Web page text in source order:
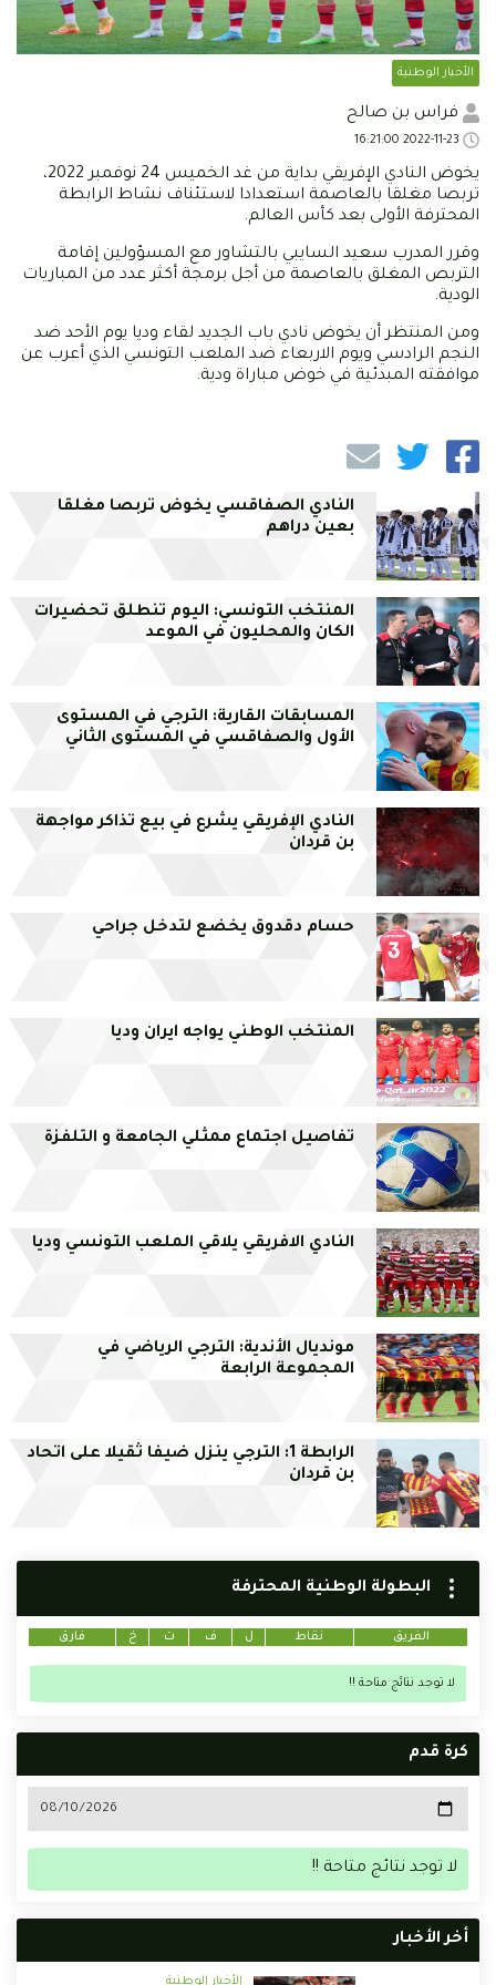
الأخبار الوطنية
فراس بن صالح
يخوض النادي الإفريقي بداية من غد الخميس 24 نوفمبر 2022،
تربصا مغلقا بالعاصمة استعدادا لاستئناف نشاط الرابطة
المحترفة الأولى بعد كأس العالم.
وقرر المدرب سعيد السايبي بالتشاور مع المسؤولين إقامة
التربص المغلق بالعاصمة من أجل برمجة أكثر عدد من المباريات
الودية.
ومن المنتظر أن يخوض نادي باب الجديد لقاء وديا يوم الأحد ضد
النجم الرادسي ويوم الاربعاء ضد الملعب التونسي الذي أعرب عن
موافقته المبدئية في خوض مباراة ودية.
النادي الصفاقسي يخوض تربصا مغلقا
بعين دراهم
المنتخب التونسي: اليوم تنطلق تحضيرات
الكان والمحليون في الموعد
المسابقات القارية: الترجي في المستوى
الأول والصفاقسي في المستوى الثاني
النادي الإفريقي يشرع في بيع تذاكر مواجهة
بن قردان
حسام دقدوق يخضع لتدخل جراحي
المنتخب الوطني يواجه ايران وديا
تفاصيل اجتماع ممثلي الجامعة و التلفزة
النادي الافريقي يلاقي الملعب التونسي وديا
مونديال الأندية: الترجي الرياضي في
المجموعة الرابعة
الرابطة 1: الترجي ينزل ضيفا ثقيلا على اتحاد
بن قردان
البطولة الوطنية المحترفة
الفريق نقاط ل ف ت خ فارق
لا توجد نتائج متاحة !!
كرة قدم
لا توجد نتائج متاحة !!
أخر الأخبار
الأخبار الوطنية